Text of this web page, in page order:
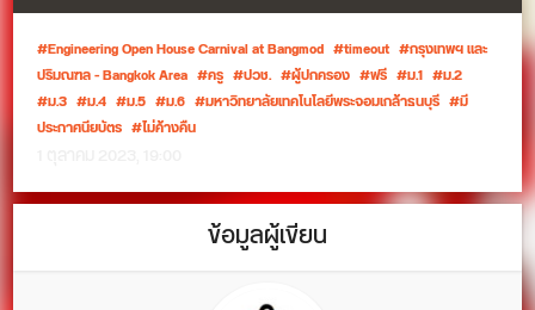
Engineering Open House Carnival at Bangmod timeout
กรุงเทพฯ และ
ปริมณฑล - Bangkok Area
ครู ปวช. ผู้ปกครอง ฟรี ม.1
ม.2
ม.3
ม.4 ม.5 ม.6 มหาวิทยาลัยเทคโนโลยีพระจอมเกล้าธนบุรี
มี
ประกาศนียบัตร
ไม่ค้างคืน
ข้อมูลผู้เขียน